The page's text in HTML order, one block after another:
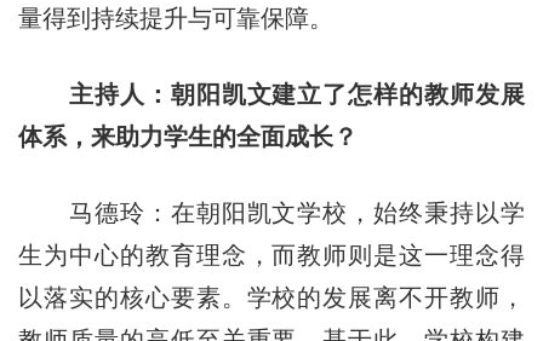
量得到持续提升与可靠保障。
主持人：朝阳凯文建立了怎样的教师发展
体系，来助力学生的全面成长？
马德玲：在朝阳凯文学校，始终秉持以学
生为中心的教育理念，而教师则是这一理念得
以落实的核心要素。学校的发展离不开教师，